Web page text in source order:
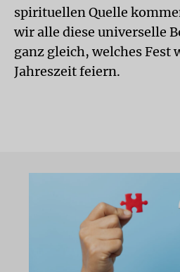
spirituellen Quelle
wir alle diese universelle
ganz gleich, welches Fest
Jahreszeit feiern.